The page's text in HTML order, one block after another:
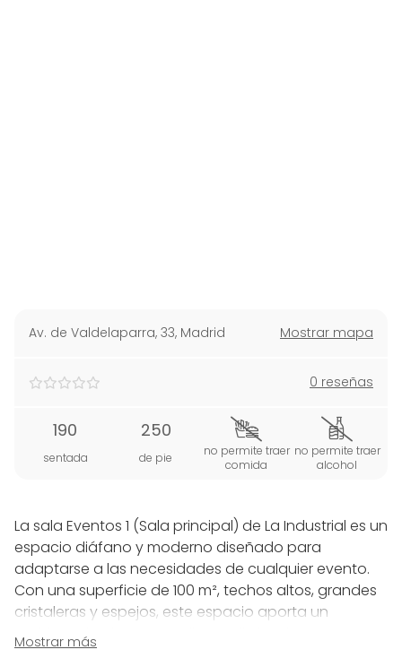
Av. de Valdelaparra, 33, Madrid Mostrar mapa
0 reseñas
190
sentada
250
de pie
no permite traer
comida
no permite traer
alcohol
La sala Eventos 1 (Sala principal) de La Industrial es un
espacio diáfano y moderno diseñado para
adaptarse a las necesidades de cualquier evento.
Con una superficie de 100 m², techos altos, grandes
cristaleras y espejos, este espacio aporta un
ambiente luminoso, amplio y sofisticado que se
adapta tanto a eventos corporativos como
Mostrar más